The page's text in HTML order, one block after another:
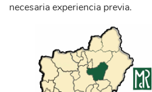
necesaria experiencia previa.
ayuntamiento_riano.png